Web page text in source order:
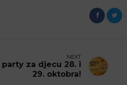
NEXT
za djecu 28. i
29. oktobra!